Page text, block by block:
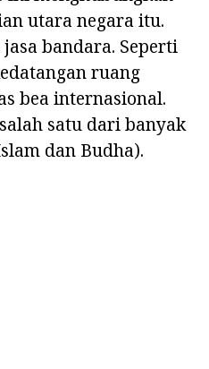
utara negara itu.
bandara. Seperti
ruang
bea internasional.
satu dari banyak
dan Budha).